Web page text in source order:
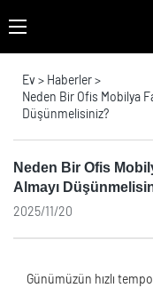
Ev > Haberler>
Neden Bir Ofis Mobilya
Düşünmelisiniz?
Neden Bir Ofis
Almayı
2025/11/20
Günümüzün hızlı